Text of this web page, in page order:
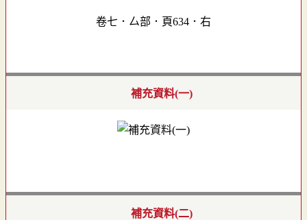
卷七．厶部．頁634．右
補充資料(一)
補充資料(二)